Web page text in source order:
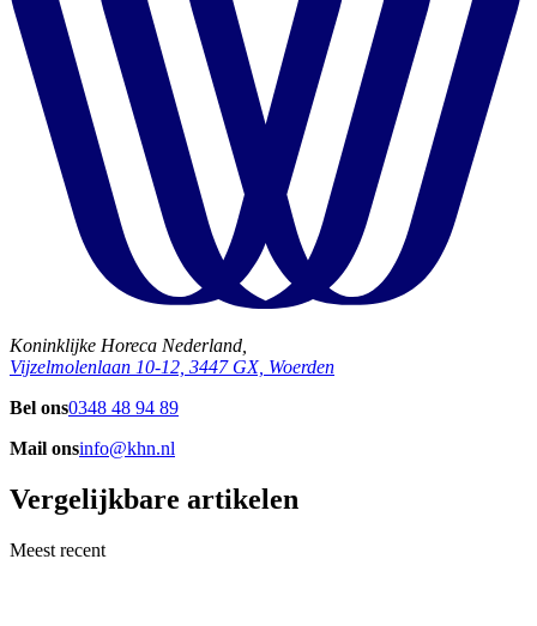
Koninklijke Horeca Nederland,
Vijzelmolenlaan 10-12, 3447 GX, Woerden
Bel ons0348 48 94 89
Mail onsinfo@khn.nl
Vergelijkbare artikelen
Meest recent